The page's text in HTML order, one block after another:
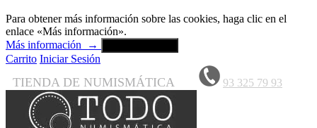
Para obtener más información sobre las cookies, haga clic en el
enlace «Más información».
Más información
→
Carrito Iniciar Sesión
TIENDA DE NUMISMÁTICA 93 325 79 93